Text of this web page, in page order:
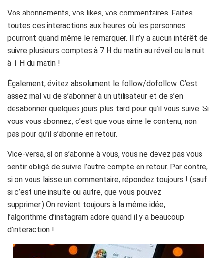
Vos abonnements, vos likes, vos commentaires. Faites
toutes ces interactions aux heures où les personnes
pourront quand même le remarquer. Il n’y a aucun intérêt de
suivre plusieurs comptes à 7 H du matin au réveil ou la nuit
à 1 H du matin !
Également, évitez absolument le follow/dofollow. C’est
assez mal vu de s’abonner à un utilisateur et de s’en
désabonner quelques jours plus tard pour qu’il vous suive. Si
vous vous abonnez, c’est que vous aime le contenu, non
pas pour qu’il s’abonne en retour.
Vice-versa, si on s’abonne à vous, vous ne devez pas vous
sentir obligé de suivre l’autre compte en retour. Par contre,
si on vous laisse un commentaire, répondez toujours ! (sauf
si c’est une insulte ou autre, que vous pouvez
supprimer.) On revient toujours à la même idée,
l’algorithme d’instagram adore quand il y a beaucoup
d’interaction !